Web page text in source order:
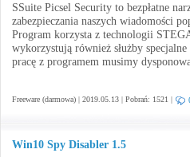
SSuite Picsel Security to bezpłatne
zabezpieczania naszych wiadomości
Program korzysta z technologii
wykorzystują również służby
pracę z programem musimy
Freeware (darmowa) | 2019.05.13 | Pobrań: 1521 |
Win10 Spy Disabler 1.5